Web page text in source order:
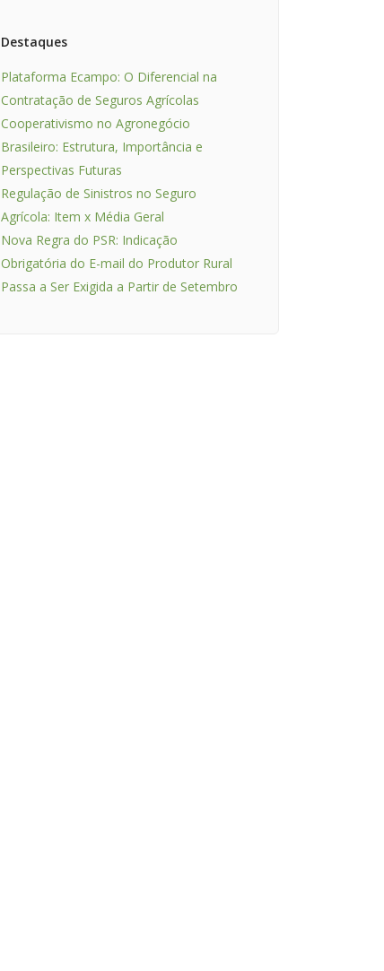
Destaques
Plataforma Ecampo: O Diferencial na
Contratação de Seguros Agrícolas
Cooperativismo no Agronegócio
Brasileiro: Estrutura, Importância e
Perspectivas Futuras
Regulação de Sinistros no Seguro
Agrícola: Item x Média Geral
Nova Regra do PSR: Indicação
Obrigatória do E-mail do Produtor Rural
Passa a Ser Exigida a Partir de Setembro